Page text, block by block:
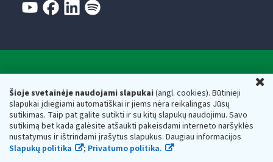
Šioje svetainėje naudojami slapukai(angl. cookies). Būtinieji
slapukai įdiegiami automatiškai ir jiems nėra reikalingas Jūsų
sutikimas. Taip pat galite sutikti ir su kitų slapukų naudojimu. Savo
sutikimą bet kada galėsite atšaukti pakeisdami interneto naršyklės
nustatymus ir ištrindami įrašytus slapukus. Daugiau informacijos
Slapukų politika
; Privatumo politika.
Respublikos finansų ministerijos
Biudžetinė įstaiga. Juridinio asmens kodas — 188659752,
adresas: Vasario 16-osios g. 14, 01107 Vilnius, Lietuva, el.paštas:
vmi@vmi.lt, E. pristatymo dėžutės adresas 188659752
Duomenys apie Valstybinę mokesčių inspekciją prie Lietuvos
Respublikos finansų ministerijos kaupiami ir saugomi Juridinių